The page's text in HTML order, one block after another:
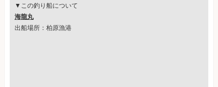
▼この釣り船について
海龍丸
出船場所：柏原漁港